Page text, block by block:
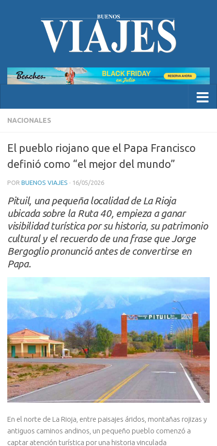
NACIONALES
El pueblo riojano que el Papa Francisco
definió como “el mejor del mundo”
POR BUENOS VIAJES · 16/05/2026
Pituil, una pequeña localidad de La Rioja
ubicada sobre la Ruta 40, empieza a ganar
visibilidad turística por su historia, su patrimonio
cultural y el recuerdo de una frase que Jorge
Bergoglio pronunció antes de convertirse en
Papa.
En el norte de La Rioja, entre paisajes áridos, montañas rojizas y
antiguos caminos andinos, un pequeño pueblo comenzó a
captar atención turística por una historia vinculada